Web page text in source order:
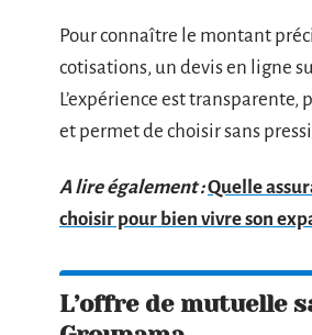
Pour connaître le montant
cotisations, un devis en ligne
L’expérience est transparente,
et permet de choisir sans
A lire également :Quelle
choisir pour bien vivre son
L’offre de mutuelle